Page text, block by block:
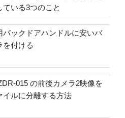
ている3つのこと
バックドアハンドルに安いバ
を付ける
015 の前後カメラ2映像を
イルに分離する方法